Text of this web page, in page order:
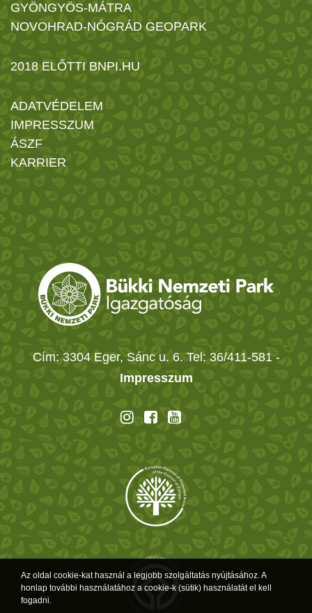
GYÖNGYÖS-MÁTRA
NOVOHRAD-NÓGRÁD GEOPARK
2018 ELŐTTI BNPI.HU
ADATVÉDELEM
IMPRESSZUM
ÁSZF
KARRIER
Cím: 3304 Eger, Sánc u. 6. Tel: 36/411-581 -
Impresszum
Az oldal cookie-kat használ a legjobb szolgáltatás nyújtásához. A
honlap további használatához a cookie-k (sütik) használatát el kell
fogadni.